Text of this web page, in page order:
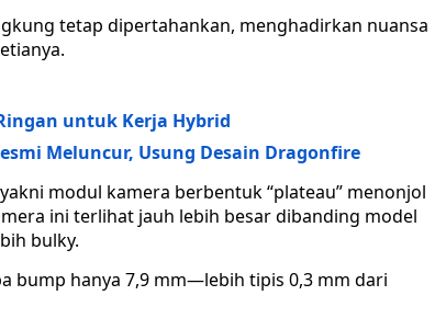
tetap dipertahankan, menghadirkan nuansa
untuk Kerja Hybrid
Meluncur, Usung Desain Dragonfire
modul kamera berbentuk “plateau” menonjol
ini terlihat jauh lebih besar dibanding model
bulky.
bump hanya 7,9 mm—lebih tipis 0,3 mm dari